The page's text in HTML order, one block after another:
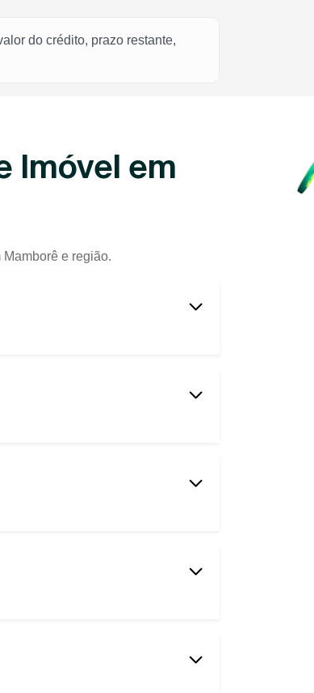
do crédito, prazo restante,
Imóvel em
e região.